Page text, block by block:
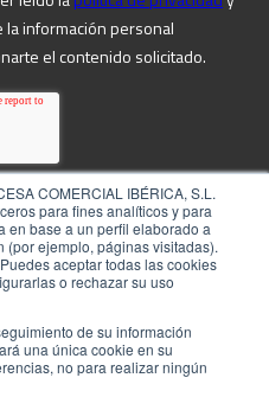
COMERCIAL IBÉRICA, S.L.
para fines analíticos y para
en base a un perfil elaborado a
(por ejemplo, páginas visitadas).
aceptar todas las cookies
o rechazar su uso
de su información
una única cookie en su
no para realizar ningún
Aviso Legal